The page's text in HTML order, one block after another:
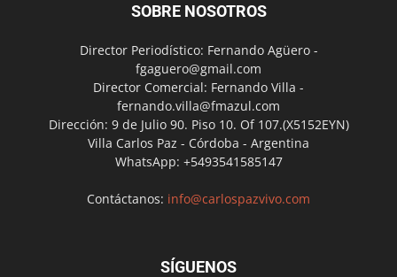
SOBRE NOSOTROS
Director Periodístico: Fernando Agüero -
fgaguero@gmail.com
Director Comercial: Fernando Villa -
fernando.villa@fmazul.com
Dirección: 9 de Julio 90. Piso 10. Of 107.(X5152EYN)
Villa Carlos Paz - Córdoba - Argentina
WhatsApp: +5493541585147
Contáctanos: info@carlospazvivo.com
SÍGUENOS